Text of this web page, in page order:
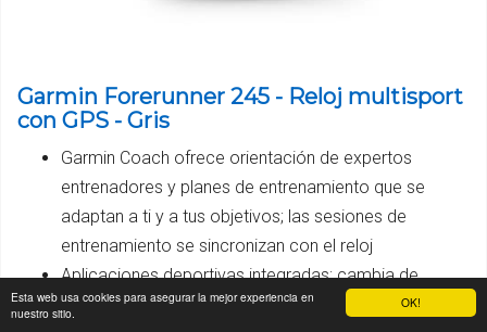
OK!
Esta web usa cookies para asegurar la mejor experiencia en
nuestro sitio.
Garmin Forerunner 245 - Reloj multisport
con GPS - Gris
Garmin Coach ofrece orientación de expertos
entrenadores y planes de entrenamiento que se
adaptan a ti y a tus objetivos; las sesiones de
entrenamiento se sincronizan con el reloj
Aplicaciones deportivas integradas; cambia de
sesión de entrenamiento con los perfiles para